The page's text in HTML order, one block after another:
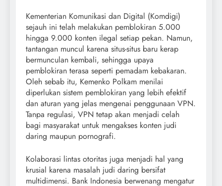
Kementerian Komunikasi dan Digital (Komdigi)
sejauh ini telah melakukan pemblokiran 5.000
hingga 9.000 konten ilegal setiap pekan. Namun,
tantangan muncul karena situs-situs baru kerap
bermunculan kembali, sehingga upaya
pemblokiran terasa seperti pemadam kebakaran.
Oleh sebab itu, Kemenko Polkam menilai
diperlukan sistem pemblokiran yang lebih efektif
dan aturan yang jelas mengenai penggunaan VPN.
Tanpa regulasi, VPN tetap akan menjadi celah
bagi masyarakat untuk mengakses konten judi
daring maupun pornografi.
Kolaborasi lintas otoritas juga menjadi hal yang
krusial karena masalah judi daring bersifat
multidimensi. Bank Indonesia berwenang mengatur